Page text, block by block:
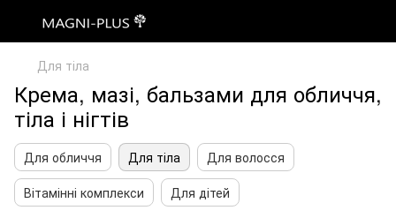
Для тіла
Крема, мазі, бальзами для обличчя,
тіла і нігтів
Для обличчя Для тіла
Для волосся
Вітамінні комплекси
Для дітей